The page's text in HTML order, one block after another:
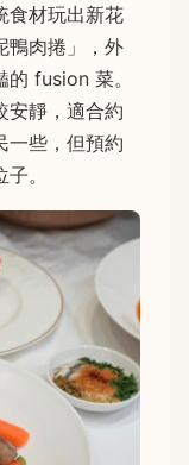
食材玩出新花
鴨肉捲」，外
fusion 菜。
安靜，適合約
一些，但預約
。